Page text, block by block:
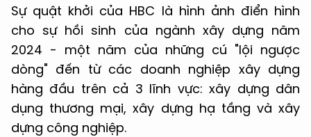
Sự quật khởi của HBC là hình ảnh điển hình
cho sự hồi sinh của ngành xây dựng năm
2024 - một năm của những cú "lội ngược
dòng" đến từ các doanh nghiệp xây dựng
hàng đầu trên cả 3 lĩnh vực: xây dựng dân
dụng thương mại, xây dựng hạ tầng và xây
dựng công nghiệp.